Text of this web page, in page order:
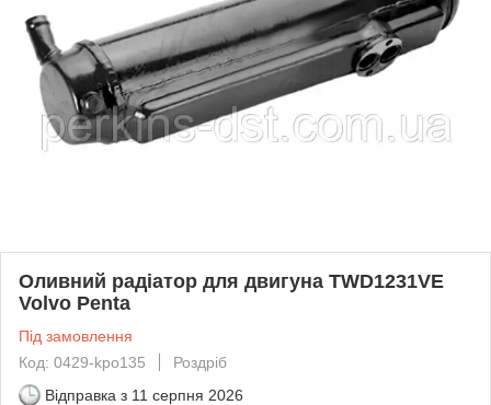
Оливний радіатор для двигуна TWD1231VE
Volvo Penta
Під замовлення
Код: 0429-kpo135
Роздріб
Відправка з 11 серпня 2026